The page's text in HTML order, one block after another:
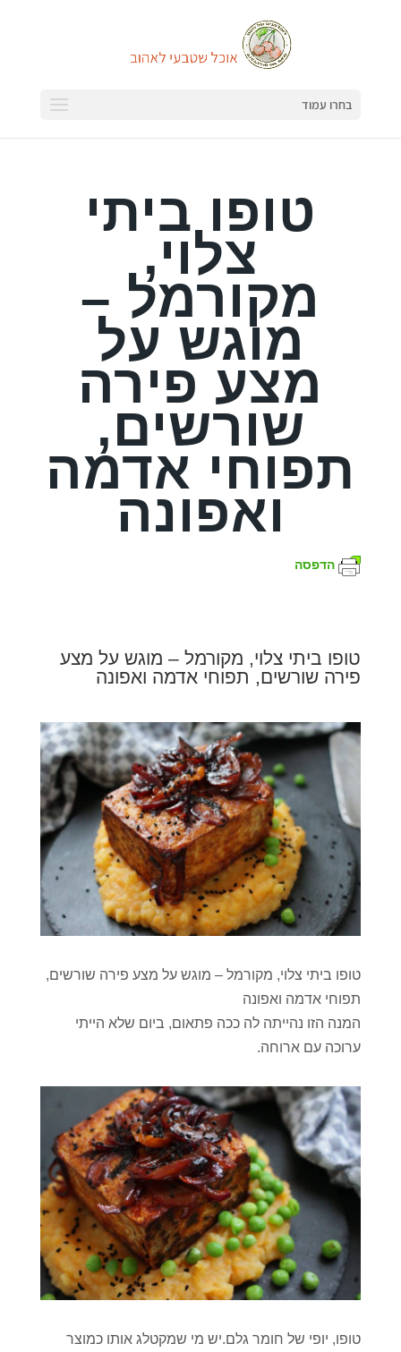
בחרו עמוד
טופו ביתי
צלוי,
מקורמל –
מוגש על
מצע פירה
שורשים,
תפוחי אדמה
ואפונה
הדפסה
טופו ביתי צלוי, מקורמל – מוגש על מצע
פירה שורשים, תפוחי אדמה ואפונה
טופו ביתי צלוי, מקורמל – מוגש על מצע פירה שורשים,
תפוחי אדמה ואפונה
המנה הזו נהייתה לה ככה פתאום, ביום שלא הייתי
ערוכה עם ארוחה.
טופו, יופי של חומר גלם.יש מי שמקטלג אותו כמוצר